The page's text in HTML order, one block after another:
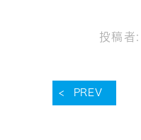
投稿者:
PREV